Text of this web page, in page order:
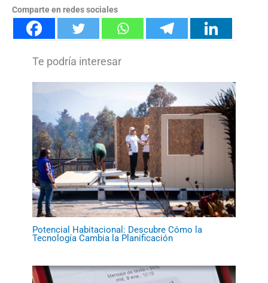
Comparte en redes sociales
Potencial Habitacional: Descubre Cómo la
Tecnología Cambia la Planificación